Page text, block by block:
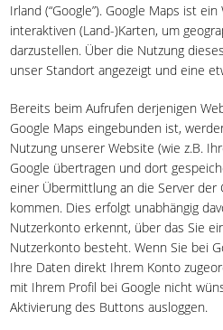
Irland (“Google”). Google Maps ist
interaktiven (Land-)Karten, um
darzustellen. Über die Nutzung
unser Standort angezeigt und eine
Bereits beim Aufrufen derjenigen
Google Maps eingebunden ist,
Nutzung unserer Website (wie z.B.
Google übertragen und dort
einer Übermittlung an die Server der
kommen. Dies erfolgt unabhängig
Nutzerkonto erkennt, über das Sie
Nutzerkonto besteht. Wenn Sie bei
Ihre Daten direkt Ihrem Konto
mit Ihrem Profil bei Google nicht
Aktivierung des Buttons ausloggen.